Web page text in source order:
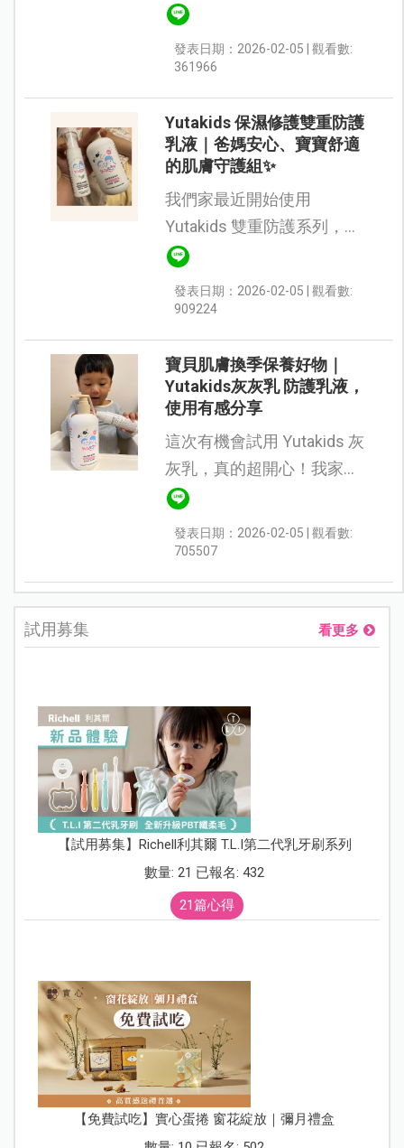
為異位性皮膚炎與敏感肌寶
寶設計，不論是皮膚乾燥、
乾癢、泛紅或不穩定的膚
使用。 ...
發表日期：2026-02-05 | 觀看數:
361966
Yutakids 保濕修護雙重防護
乳液｜爸媽安心、寶寶舒適
的肌膚守護組✨
我們家最近開始使用
Yutakids 雙重防護系列，兩
瓶搭配下來真的很有感！✨
一開始看到灰色乳液，質地
還真的真驚訝，但後來才知
家成分 Mip...
發表日期：2026-02-05 | 觀看數:
909224
寶貝肌膚換季保養好物｜
Yutakids灰灰乳 防護乳液，
使用有感分享
這次有機會試用 Yutakids 灰
灰乳，真的超開心！我家諾
和媽咪一樣，是 異位性皮膚
炎寶寶，最近天氣轉冷，皮
膚摸起來乾乾的，半夜還常
待試用 Yu...
發表日期：2026-02-05 | 觀看數:
705507
試用募集 看更多
【試用募集】Richell利其爾 T.L.I第二代乳牙刷系列
數量: 21 已報名: 432
21篇心得
【免費試吃】實心蛋捲 窗花綻放｜彌月禮盒